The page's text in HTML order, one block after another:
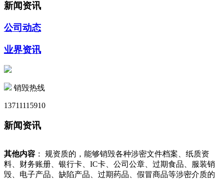
新闻资讯
公司动态
业界资讯
销毁热线
13711115910
新闻资讯
其他内容 ： 规资质的，能够销毁各种涉密文件档案、纸质资
料、财务账册、银行卡、IC卡、公司公章、过期食品、服装销
毁、电子产品、缺陷产品、过期药品、假冒商品等涉密介质的